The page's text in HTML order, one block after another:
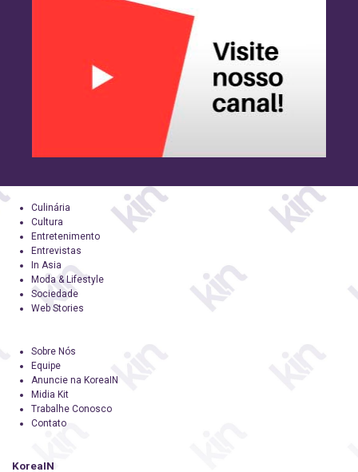
Culinária
Cultura
Entretenimento
Entrevistas
In Asia
Moda & Lifestyle
Sociedade
Web Stories
Sobre Nós
Equipe
Anuncie na KoreaIN
Midia Kit
Trabalhe Conosco
Contato
KoreaIN